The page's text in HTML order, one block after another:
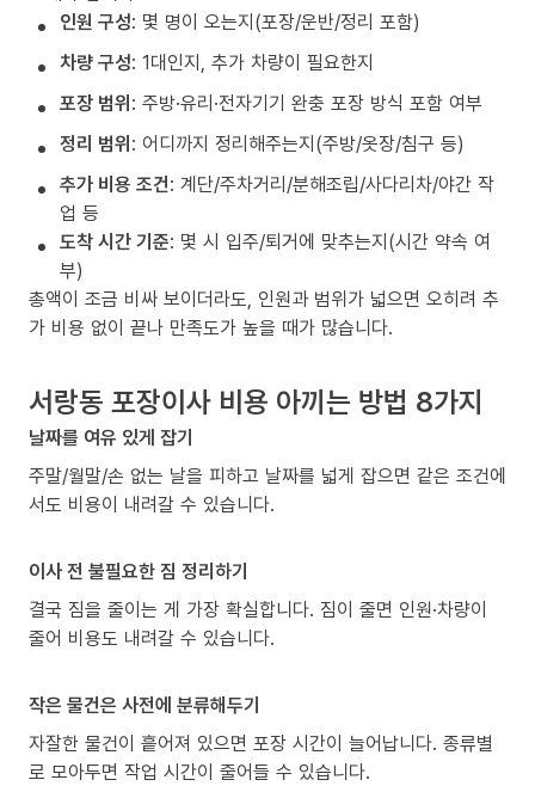
인원 구성: 몇 명이 오는지(포장/운반/정리 포함)
차량 구성: 1대인지, 추가 차량이 필요한지
포장 범위: 주방·유리·전자기기 완충 포장 방식 포함 여부
정리 범위: 어디까지 정리해주는지(주방/옷장/침구 등)
추가 비용 조건: 계단/주차거리/분해조립/사다리차/야간 작
업 등
도착 시간 기준: 몇 시 입주/퇴거에 맞추는지(시간 약속 여
부)
총액이 조금 비싸 보이더라도, 인원과 범위가 넓으면 오히려 추
가 비용 없이 끝나 만족도가 높을 때가 많습니다.
서랑동 포장이사 비용 아끼는 방법 8가지
날짜를 여유 있게 잡기
주말/월말/손 없는 날을 피하고 날짜를 넓게 잡으면 같은 조건에
서도 비용이 내려갈 수 있습니다.
이사 전 불필요한 짐 정리하기
결국 짐을 줄이는 게 가장 확실합니다. 짐이 줄면 인원·차량이
줄어 비용도 내려갈 수 있습니다.
작은 물건은 사전에 분류해두기
자잘한 물건이 흩어져 있으면 포장 시간이 늘어납니다. 종류별
로 모아두면 작업 시간이 줄어들 수 있습니다.